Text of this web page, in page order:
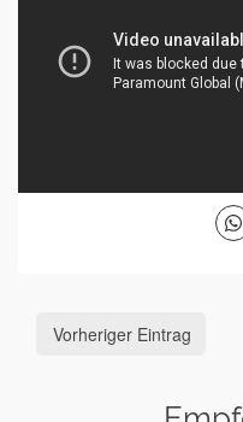
Vorheriger Eintrag